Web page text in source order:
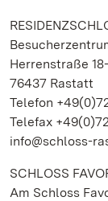
Herrenstraße
76437 Rastatt
Telefon
Telefax
info@schloss-
SCHLOSS
Am Schloss